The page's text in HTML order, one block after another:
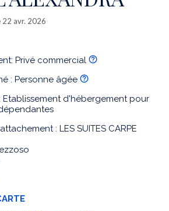
22 avr. 2026
Privé commercial
: Personne âgée
Etablissement d'hébergement pour
: LES SUITES CARPE